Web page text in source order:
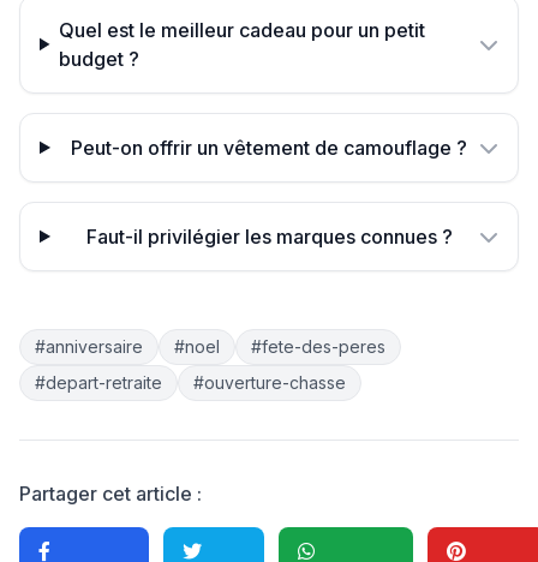
Quel est le meilleur cadeau pour un petit
budget ?
Peut-on offrir un vêtement de camouflage ?
Faut-il privilégier les marques connues ?
#anniversaire #noel
#fete-des-peres
#depart-retraite
#ouverture-chasse
Partager cet article :